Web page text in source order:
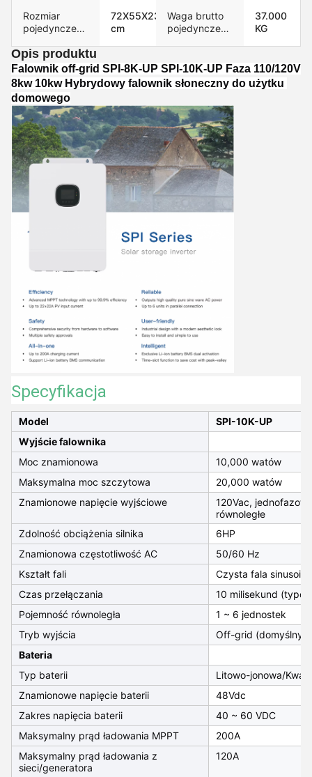
węglowe
Rozmiar
pojedynczego
72X55X23
cm
Waga brutto
pojedynczego
37.000
KG
Opis produktu
Falownik off-grid SPI-8K-UP SPI-10K-UP Faza 110/120V
8kw 10kw Hybrydowy falownik słoneczny do użytku
domowego
Specyfikacja
Model
SPI-10K-UP
Wyjście falownika
Moc znamionowa
10,000 watów
Maksymalna moc szczytowa
20,000 watów
Znamionowe napięcie wyjściowe
120Vac,
równoległe
Zdolność obciążenia silnika
6HP
Znamionowa częstotliwość AC
50/60 Hz
Kształt fali
Czysta fala
Czas przełączania
10 milisekund
Pojemność równoległa
1 ~ 6 jednostek
Tryb wyjścia
Off-grid
Bateria
Typ baterii
Litowo-jonowa/
Znamionowe napięcie baterii
48Vdc
Zakres napięcia baterii
40 ~ 60 VDC
Maksymalny prąd ładowania MPPT
200A
Maksymalny prąd ładowania z
sieci/generatora
120A